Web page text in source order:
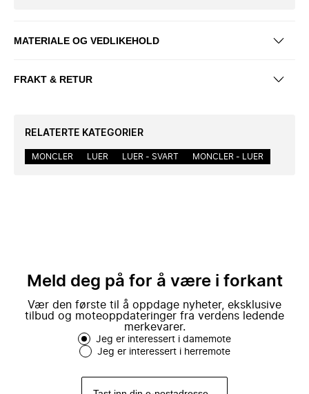
MATERIALE OG VEDLIKEHOLD
FRAKT & RETUR
RELATERTE KATEGORIER
MONCLER LUER LUER - SVART MONCLER - LUER
Meld deg på for å være i forkant
Vær den første til å oppdage nyheter, eksklusive
tilbud og moteoppdateringer fra verdens ledende
merkevarer.
Jeg er interessert i damemote
Jeg er interessert i herremote